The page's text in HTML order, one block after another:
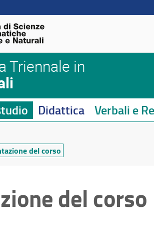
Triennale in
Didattica Verbali e
del corso
del corso